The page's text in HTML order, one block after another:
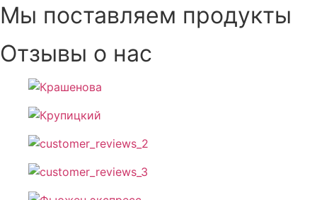
Мы поставляем продукты
Отзывы о нас